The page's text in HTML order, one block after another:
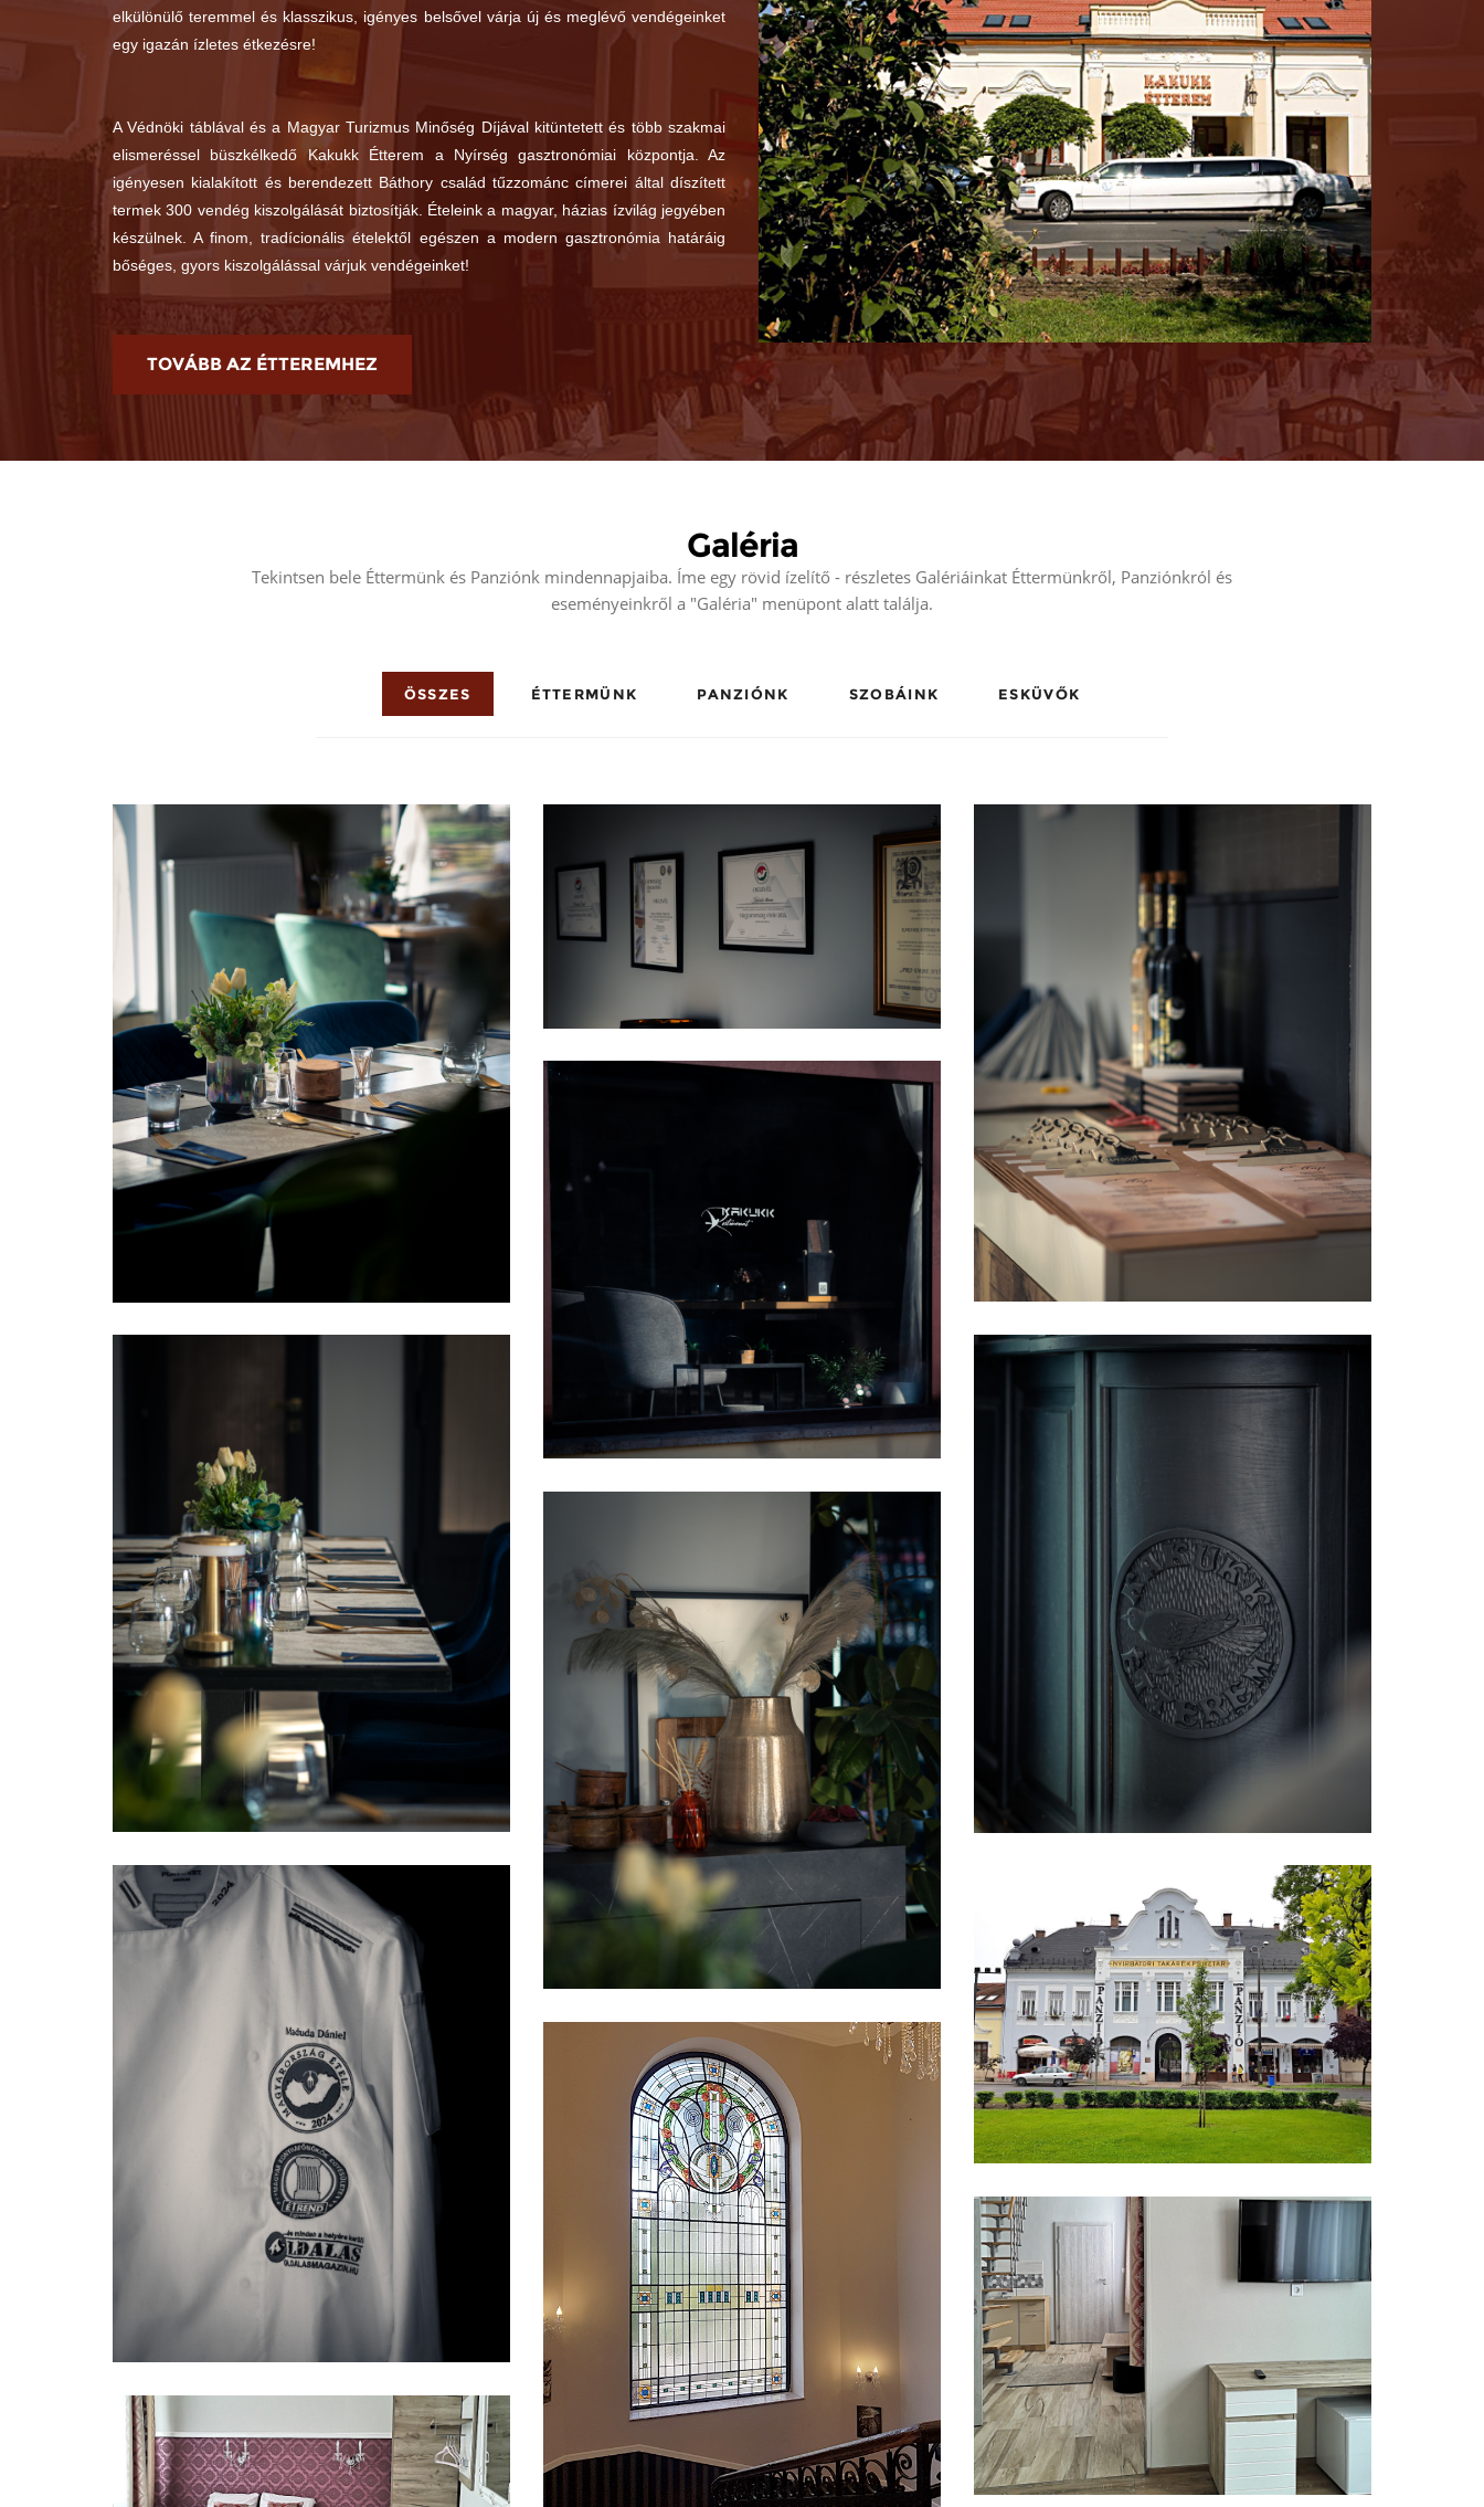
elkülönülő teremmel és klasszikus, igényes belsővel várja új és meglévő vendégeinket
egy igazán ízletes étkezésre!
A Védnöki táblával és a Magyar Turizmus Minőség Díjával kitüntetett és több szakmai
elismeréssel büszkélkedő Kakukk Étterem a Nyírség gasztronómiai központja. Az
igényesen kialakított és berendezett Báthory család tűzzománc címerei által díszített
termek 300 vendég kiszolgálását biztosítják. Ételeink a magyar, házias ízvilág jegyében
készülnek. A finom, tradícionális ételektől egészen a modern gasztronómia határáig
bőséges, gyors kiszolgálással várjuk vendégeinket!
TOVÁBB AZ ÉTTEREMHEZ
Galéria
Tekintsen bele Éttermünk és Panziónk mindennapjaiba. Íme egy rövid ízelítő - részletes Galériáinkat Éttermünkről, Panziónkról és
eseményeinkről a "Galéria" menüpont alatt találja.
ÖSSZES ÉTTERMÜNK PANZIÓNK SZOBÁINK ESKÜVŐK